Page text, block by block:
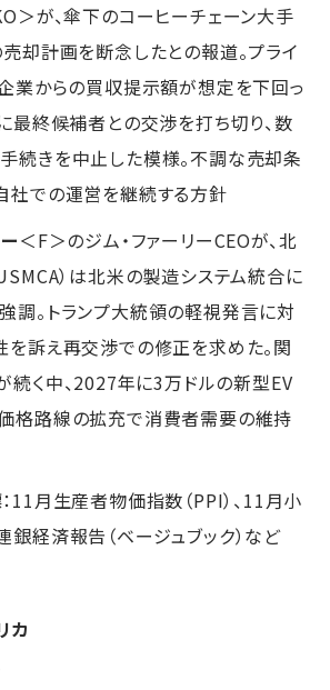
＞が、傘下のコーヒーチェーン大手
売却計画を断念したとの報道。プライ
企業からの買収提示額が想定を下回っ
最終候補者との交渉を打ち切り、数
続きを中止した模様。不調な売却条
社での運営を継続する方針
＜F＞のジム・ファーリーCEOが、北
）は北米の製造システム統合に
調。トランプ大統領の軽視発言に対
を訴え再交渉での修正を求めた。関
続く中、2027年に3万ドルの新型EV
格路線の拡充で消費者需要の維持
月生産者物価指数（PPI）、11月小
銀経済報告（ベージュブック）など
カ